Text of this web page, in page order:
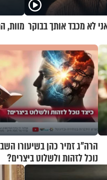
לא מכבד אותך בבוקר מוות,
הרה"ג זמיר כהן בשיעורו
נוכל לזהות ולשלוט ביצרים?